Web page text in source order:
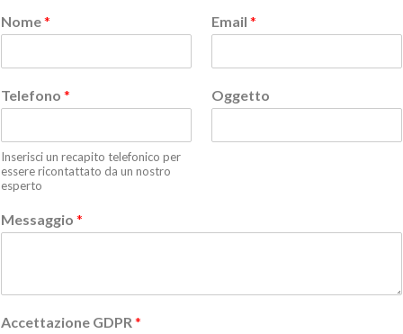
Nome* Email *
Telefono *
Inserisci un recapito telefonico per
essere ricontattato da un nostro
esperto
Oggetto
Messaggio *
Accettazione GDPR *